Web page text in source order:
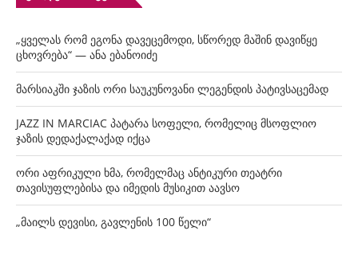
„ყველას რომ ეგონა დავეცემოდი, სწორედ მაშინ დავიწყე
ცხოვრება“ — ანა ებანოიძე
მარსიაკში ჯაზის ორი საუკუნოვანი ლეგენდის პატივსაცემად
JAZZ IN MARCIAC პატარა სოფელი, რომელიც მსოფლიო
ჯაზის დედაქალაქად იქცა
ორი აფრიკული ხმა, რომელმაც ანტიკური თეატრი
თავისუფლებისა და იმედის მუსიკით აავსო
„მაილს დევისი, გავლენის 100 წელი“